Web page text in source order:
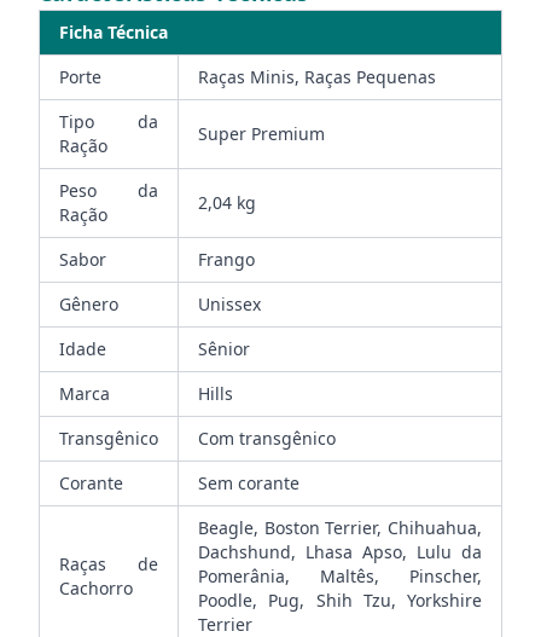
Ficha Técnica
Porte
Raças Minis, Raças Pequenas
Tipo da
Ração
Super Premium
Peso da
Ração
2,04 kg
Sabor
Frango
Gênero
Unissex
Idade
Sênior
Marca
Hills
Transgênico
Com transgênico
Corante
Sem corante
Raças de
Cachorro
Beagle, Boston Terrier, Chihuahua,
Dachshund, Lhasa Apso, Lulu da
Pomerânia, Maltês, Pinscher,
Poodle, Pug, Shih Tzu, Yorkshire
Terrier